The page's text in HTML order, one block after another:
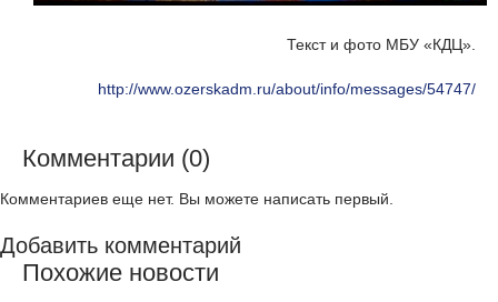
Текст и фото МБУ «КДЦ».
http://www.ozerskadm.ru/about/info/messages/54747/
Комментарии (0)
Комментариев еще нет. Вы можете написать первый.
Добавить комментарий
Похожие новости